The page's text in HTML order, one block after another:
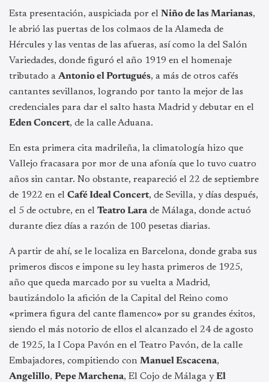
Esta presentación, auspiciada por el Niño de las Marianas,
le abrió las puertas de los colmaos de la Alameda de
Hércules y las ventas de las afueras, así como la del Salón
Variedades, donde figuró el año 1919 en el homenaje
tributado a Antonio el Portugués, a más de otros cafés
cantantes sevillanos, logrando por tanto la mejor de las
credenciales para dar el salto hasta Madrid y debutar en el
Eden Concert, de la calle Aduana.
En esta primera cita madrileña, la climatología hizo que
Vallejo fracasara por mor de una afonía que lo tuvo cuatro
años sin cantar. No obstante, reapareció el 22 de septiembre
de 1922 en el Café Ideal Concert, de Sevilla, y días después,
el 5 de octubre, en el Teatro Lara de Málaga, donde actuó
durante diez días a razón de 100 pesetas diarias.
A partir de ahí, se le localiza en Barcelona, donde graba sus
primeros discos e impone su ley hasta primeros de 1925,
año que queda marcado por su vuelta a Madrid,
bautizándolo la afición de la Capital del Reino como
«primera figura del cante flamenco» por su grandes éxitos,
siendo el más notorio de ellos el alcanzado el 24 de agosto
de 1925, la I Copa Pavón en el Teatro Pavón, de la calle
Embajadores, compitiendo con Manuel Escacena,
Angelillo, Pepe Marchena, El Cojo de Málaga yEl